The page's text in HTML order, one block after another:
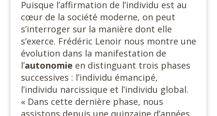
Puisque l’affirmation de l’individu est au
cœur de la société moderne, on peut
s’interroger sur la manière dont elle
s’exerce. Frédéric Lenoir nous montre une
évolution dans la manifestation de
l’autonomie en distinguant trois phases
successives : l’individu émancipé,
l’individu narcissique et l’individu global.
« Dans cette dernière phase, nous
assistons depuis une quinzaine d’années